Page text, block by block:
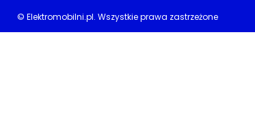
© Elektromobilni.pl. Wszystkie prawa zastrzeżone